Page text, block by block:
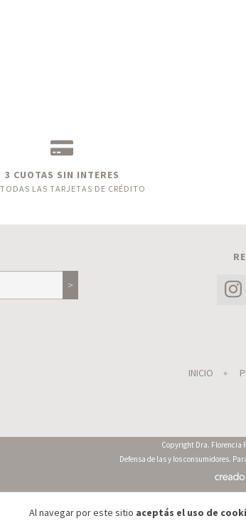
Al navegar por este sitio aceptás el uso de
3 CUOTAS SIN INTERES
LAS TARJETAS DE CRÉDITO
INICIO
Copyright Dra. Florencia
Defensa de las y los consumidores.